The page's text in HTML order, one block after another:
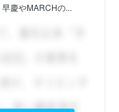
慶やMARCHの...